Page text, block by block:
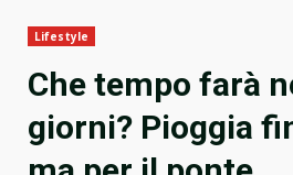
Lifestyle
Che tempo farà
giorni? Pioggia